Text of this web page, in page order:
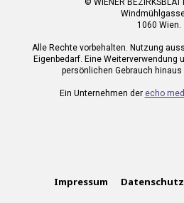
© WIENER
1060 Wien.
Alle Rechte vorbehalten. Nutzung
Eigenbedarf. Eine Weiterverwendung
persönlichen Gebrauch
Ein Unternehmen der echo
Impressum